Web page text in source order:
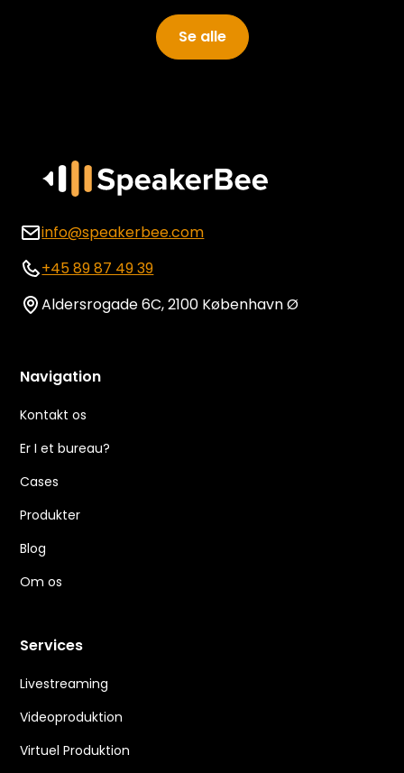
Se alle
info@speakerbee.com
+45 89 87 49 39
Aldersrogade 6C, 2100 København Ø
Navigation
Kontakt os
Er I et bureau?
Cases
Produkter
Blog
Om os
Services
Livestreaming
Videoproduktion
Virtuel Produktion